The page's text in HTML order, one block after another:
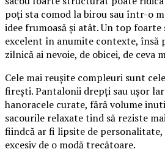
poți sta comod la birou sau într-o
idee frumoasă și atât. Un top
excelent în anumite contexte, însă
zilnică ai nevoie, de obicei, de ceva
Cele mai reușite compleuri sunt
firești. Pantalonii drepți sau ușor
hanoracele curate, fără volume
sacourile relaxate tind să reziste
fiindcă ar fi lipsite de
excesiv de o modă trecătoare.